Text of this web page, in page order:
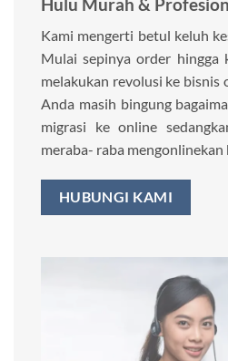
Kami mengerti betul keluh
Mulai sepinya order hingga
melakukan revolusi ke bisnis
Anda masih bingung
migrasi ke online
meraba- raba mengonlinekan
HUBUNGI KAMI